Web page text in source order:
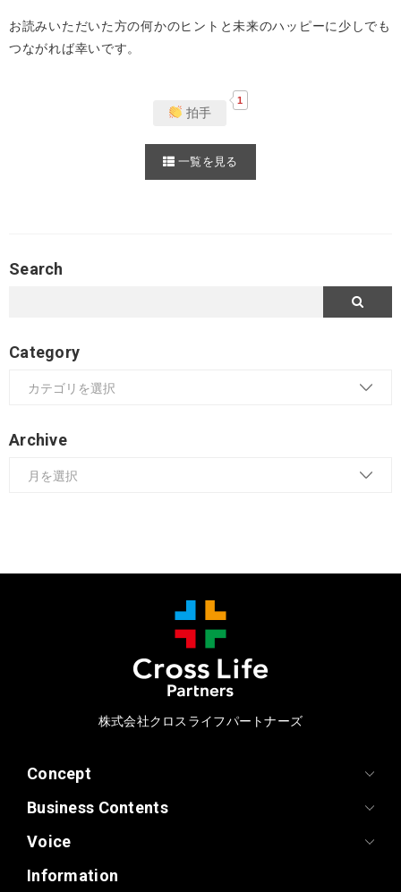
お読みいただいた方の何かのヒントと未来のハッピーに少しでも
つながれば幸いです。
拍手
1
一覧を見る
Search
Category
Archive
株式会社クロスライフパートナーズ
Concept
Business Contents
Voice
Information